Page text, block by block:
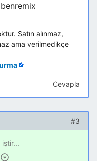
Satın alınmaz,
ama verilmedikçe
Cevapla
#3
iştir...